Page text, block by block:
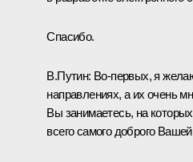
Спасибо.
В.Путин: Во-первых, я
направлениях, а их очень
Вы занимаетесь, на
всего самого доброго